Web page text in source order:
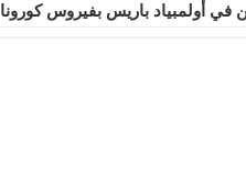
في أولمبياد باريس بفيروس كورونا